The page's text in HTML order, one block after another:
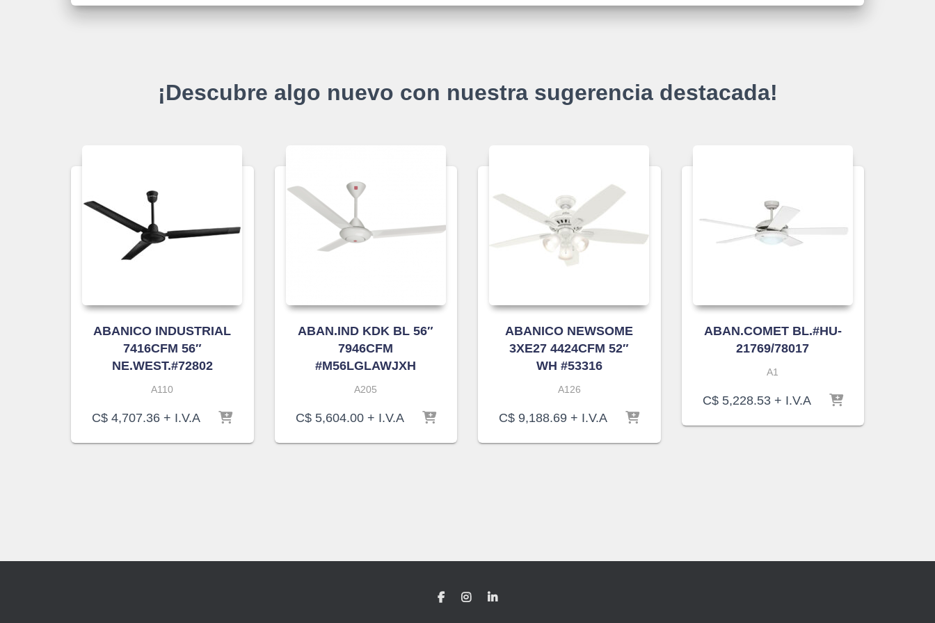
¡Descubre algo nuevo con nuestra sugerencia destacada!
ABANICO INDUSTRIAL
7416CFM 56″
NE.WEST.#72802
A110
C$ 4,707.36 + I.V.A
ABAN.IND KDK BL 56″
7946CFM
#M56LGLAWJXH
A205
C$5,604.00+ I.V.A
ABANICO NEWSOME
3XE27 4424CFM 52″
WH #53316
A126
C$ 9,188.69 + I.V.A
ABAN.COMET BL.#HU-
21769/78017
A1
C$5,228.53+ I.V.A